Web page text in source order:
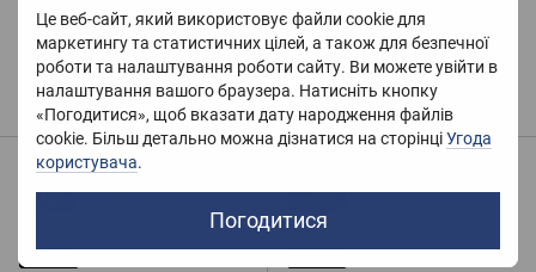
Це веб-сайт, який використовує файли cookie для
маркетингу та статистичних цілей, а також для безпечної
роботи та налаштування роботи сайту. Ви можете увійти в
налаштування вашого браузера. Натисніть кнопку
«Погодитися», щоб вказати дату народження файлів
cookie. Більш детально можна дізнатися на сторінціУгода
користувача.
Погодитися
980 грн 1 400 грн
В наявності
Купити
600 грн
700 грн
В наявності
Купити
Розпродаж
−16%
-2
−16%
6
-2